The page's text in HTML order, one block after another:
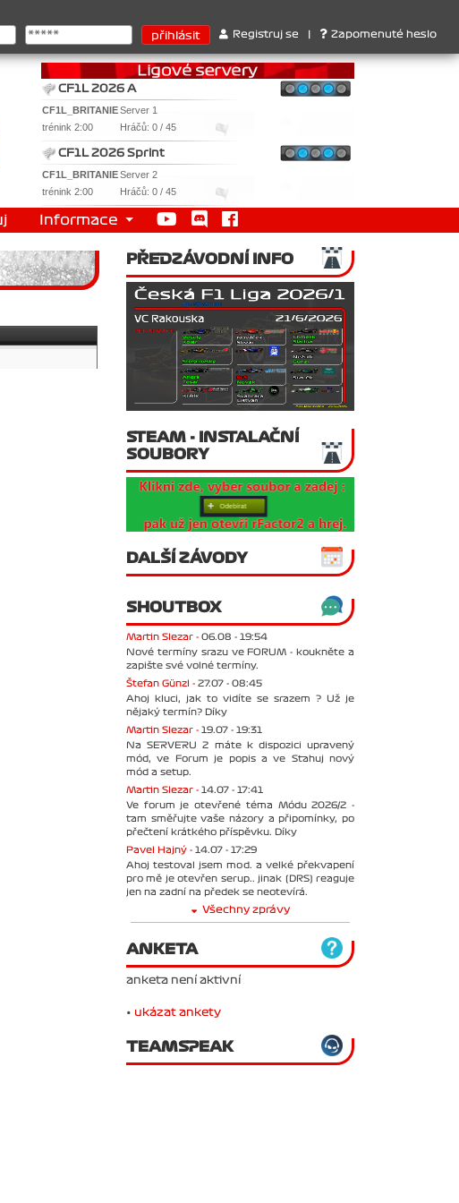
, Pohár konstruktérů : 1. Ferrari . 2. Williams , 3. RedBull ..... SprintCup
Registruj se Zapomenuté heslo
CF1L 2026 A
CF1L_BRITANIEServer 1
trénink 2:00
Hráčů: 0 / 45
CF1L 2026 Sprint
CF1L_BRITANIEServer 2
trénink 2:00
Hráčů: 0 / 45
Informace
PŘEDZÁVODNÍ INFO
STEAM - INSTALAČNÍ
SOUBORY
DALŠÍ ZÁVODY
SHOUTBOX
Martin Slezar - 06.08 - 19:54
Nové termíny srazu ve FORUM - koukněte a
zapište své volné termíny.
Štefan Günzl - 27.07 - 08:45
Ahoj kluci, jak to vidíte se srazem ? Už je
nějaký termín? Díky
Martin Slezar - 19.07 - 19:31
Na SERVERU 2 máte k dispozici upravený
mód, ve Forum je popis a ve Stahuj nový
mód a setup.
Martin Slezar - 14.07 - 17:41
Ve forum je otevřené téma Módu 2026/2 -
tam směřujte vaše názory a připomínky, po
přečtení krátkého příspěvku. Díky
Pavel Hajný - 14.07 - 17:29
Ahoj testoval jsem mod. a velké překvapení
pro mě je otevřen serup.. jinak (DRS) reaguje
jen na zadní na předek se neotevírá.
Všechny zprávy
ANKETA
anketa není aktivní
• ukázat ankety
TEAMSPEAK